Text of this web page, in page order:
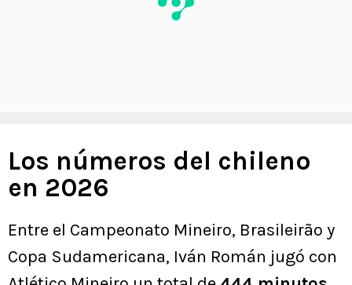
Los números del chileno
en 2026
Entre el Campeonato Mineiro, Brasileirão y
Copa Sudamericana, Iván Román jugó con